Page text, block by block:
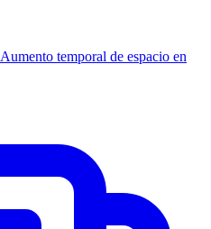
Aumento temporal de espacio en